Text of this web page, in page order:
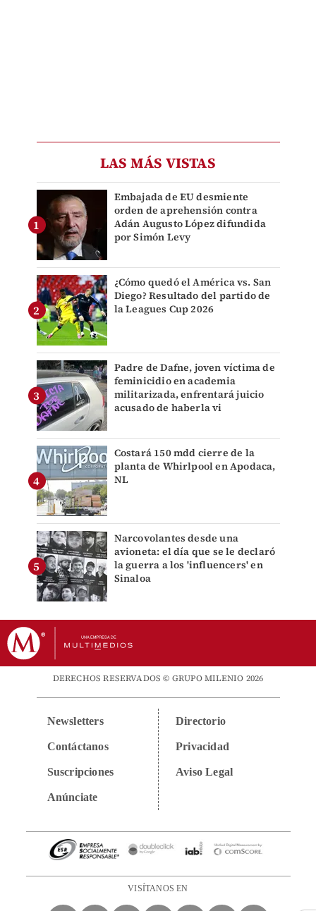
LAS MÁS VISTAS
Embajada de EU desmiente
orden de aprehensión contra
Adán Augusto López difundida
por Simón Levy
¿Cómo quedó el América vs. San
Diego? Resultado del partido de
la Leagues Cup 2026
Padre de Dafne, joven víctima de
feminicidio en academia
militarizada, enfrentará juicio
acusado de haberla vi
Costará 150 mdd cierre de la
planta de Whirlpool en Apodaca,
NL
Narcovolantes desde una
avioneta: el día que se le declaró
la guerra a los 'influencers' en
Sinaloa
DERECHOS RESERVADOS © GRUPO MILENIO 2026
Newsletters
Contáctanos
Suscripciones
Anúnciate
Directorio
Privacidad
Aviso Legal
VISÍTANOS EN